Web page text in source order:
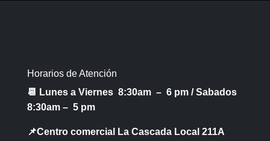
Horarios de Atención
📆 Lunes a Viernes 8:30am – 6 pm /Sabados
8:30am – 5 pm
📌Centro comercial La Cascada Local 211A